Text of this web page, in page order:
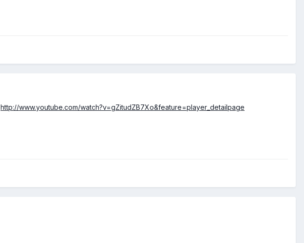
http://www.youtube.com/watch?v=gZitudZB7Xo&feature=player_detailpage